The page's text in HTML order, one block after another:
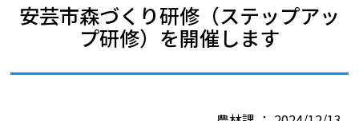
安芸市森づくり研修（ステップアッ
プ研修）を開催します